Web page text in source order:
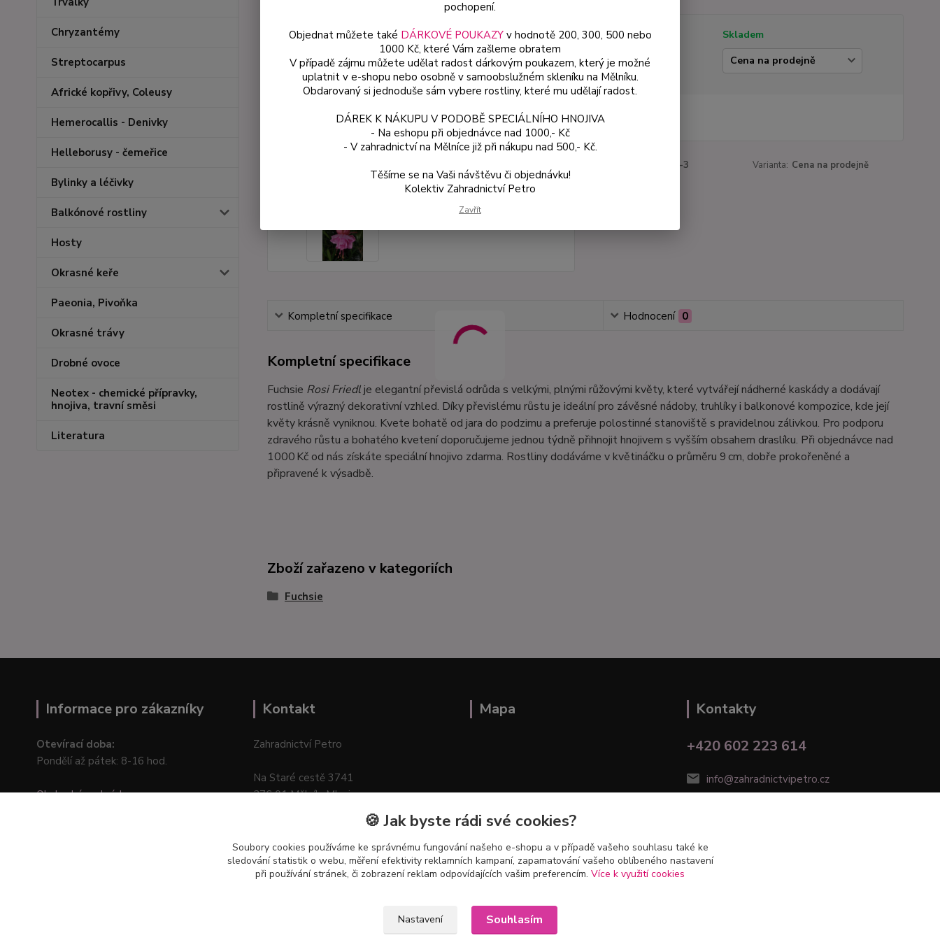
Chryzantémy
Streptocarpus
Africké kopřivy, Coleusy
Hemerocallis - Denivky
Helleborusy - čemeřice
Bylinky a léčivky
Balkónové rostliny
Hosty
Okrasné keře
Paeonia, Pivoňka
Okrasné trávy
Drobné ovoce
Neotex - chemické přípravky,
hnojiva, travní směsi
Literatura
Dostupnost
Skladem
Varianta
769-3 Varianta: Cena na prodejně
Kompletní specifikace Hodnocení 0
Kompletní specifikace
Fuchsie Rosi Friedlje elegantní převislá odrůda s velkými, plnými růžovými květy, které vytvářejí nádherné kaskády a dodávají
rostlině výrazný dekorativní vzhled. Díky převislému růstu je ideální pro závěsné nádoby, truhlíky i balkonové kompozice, kde její
květy krásně vyniknou. Kvete bohatě od jara do podzimu a preferuje polostinné stanoviště s pravidelnou zálivkou. Pro podporu
zdravého růstu a bohatého kvetení doporučujeme jednou týdně přihnojit hnojivem s vyšším obsahem draslíku. Při objednávce nad
1000 Kč od nás získáte speciální hnojivo zdarma. Rostliny dodáváme v květináčku o průměru 9 cm, dobře prokořeněné a
připravené k výsadbě.
Zboží zařazeno v kategoriích
Fuchsie
Informace pro zákazníky
Otevírací doba:
Pondělí až pátek: 8-16 hod.
Obchodní podmínky
Kontakt
Zahradnictví Petro
Na Staré cestě 3741
276 01 Mělník–Mlazice
Mapa
Kontakty
+420 602 223 614
info@zahradnictvipetro.cz
pochopení.
Objednat můžete také DÁRKOVÉ POUKAZYv hodnotě 200, 300, 500 nebo
1000 Kč, které Vám zašleme obratem
V případě zájmu můžete udělat radost dárkovým poukazem, který je možné
uplatnit v e-shopu nebo osobně v samoobslužném skleníku na Mělníku.
Obdarovaný si jednoduše sám vybere rostliny, které mu udělají radost.
DÁREK K NÁKUPU V PODOBĚ SPECIÁLNÍHO HNOJIVA
- Na eshopu při objednávce nad 1000,- Kč
- V zahradnictví na Mělníce již při nákupu nad 500,- Kč.
Těšíme se na Vaši návštěvu či objednávku!
Kolektiv Zahradnictví Petro
Zavřít
🍪 Jak byste rádi své cookies?
Soubory cookies používáme ke správnému fungování našeho e-shopu a v případě vašeho souhlasu také ke
sledování statistik o webu, měření efektivity reklamních kampaní, zapamatování vašeho oblíbeného nastavení
při používání stránek, či zobrazení reklam odpovídajících vašim preferencím. Více k využití cookies
Nastavení Souhlasím